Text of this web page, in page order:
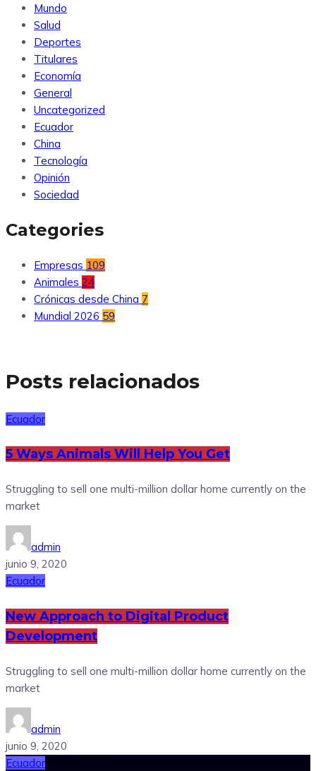
Mundo
Salud
Deportes
Titulares
Economía
General
Uncategorized
Ecuador
China
Tecnología
Opinión
Sociedad
Categories
Empresas 109
Animales 24
Crónicas desde China 7
Mundial 2026 59
Posts relacionados
Ecuador
5 Ways Animals Will Help You Get
Struggling to sell one multi-million dollar home currently on the
market
admin
junio 9, 2020
Ecuador
New Approach to Digital Product
Development
Struggling to sell one multi-million dollar home currently on the
market
admin
junio 9, 2020
Ecuador